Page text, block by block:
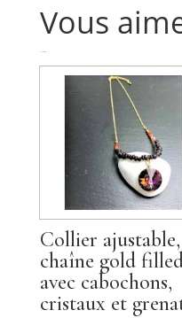
Vous
Collier ajustable,
chaîne gold
avec cabochons,
cristaux et